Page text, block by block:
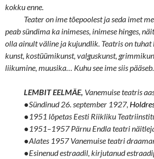
kokku enne.
Teater on ime tõepoolest ja seda imet
peab sündima ka inimeses, inimese hinges,
olla ainult väline ja kujundlik. Teatris on
kunst, kostüümikunst, valguskunst,
liikumine, muusika… Kuhu see ime siis pääseb.
LEMBIT EELMÄE, Vanemuise teatris
●Sündinud 26. september 1927,
●1951 lõpetas Eesti Riikliku
●1951–1957 Pärnu Endla teatri
●Alates 1957 Vanemuise teatri
●Esinenud estraadil, kirjutanud